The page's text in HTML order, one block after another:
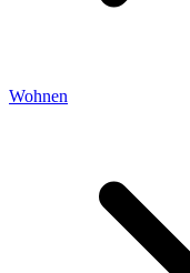
Wohnen